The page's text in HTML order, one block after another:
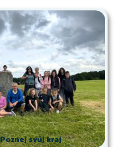
svůj kraj